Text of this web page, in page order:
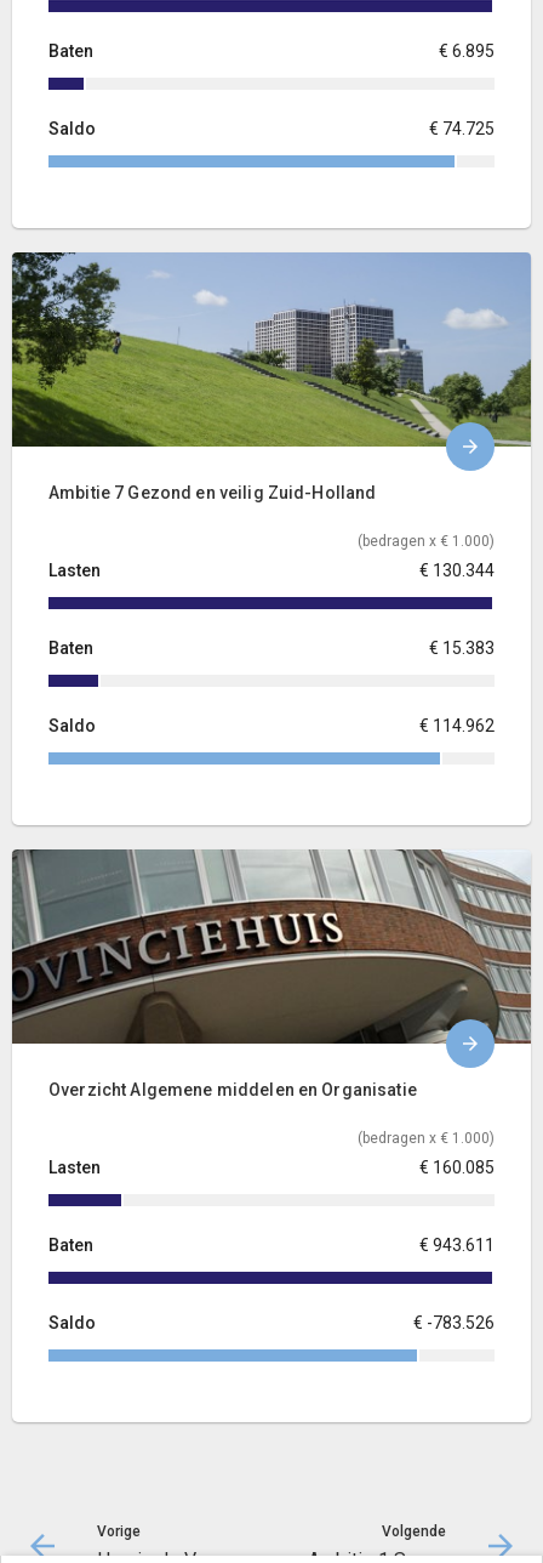
Baten € 6.895
Saldo € 74.725
Ambitie 7 Gezond en veilig Zuid-Holland
(bedragen x € 1.000)
Lasten € 130.344
Baten € 15.383
Saldo € 114.962
Overzicht Algemene middelen en Organisatie
(bedragen x € 1.000)
Lasten € 160.085
Baten € 943.611
Saldo € -783.526
Vorige Volgende